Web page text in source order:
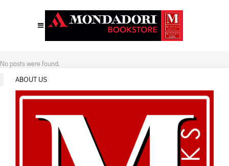
No posts were found.
ABOUT US